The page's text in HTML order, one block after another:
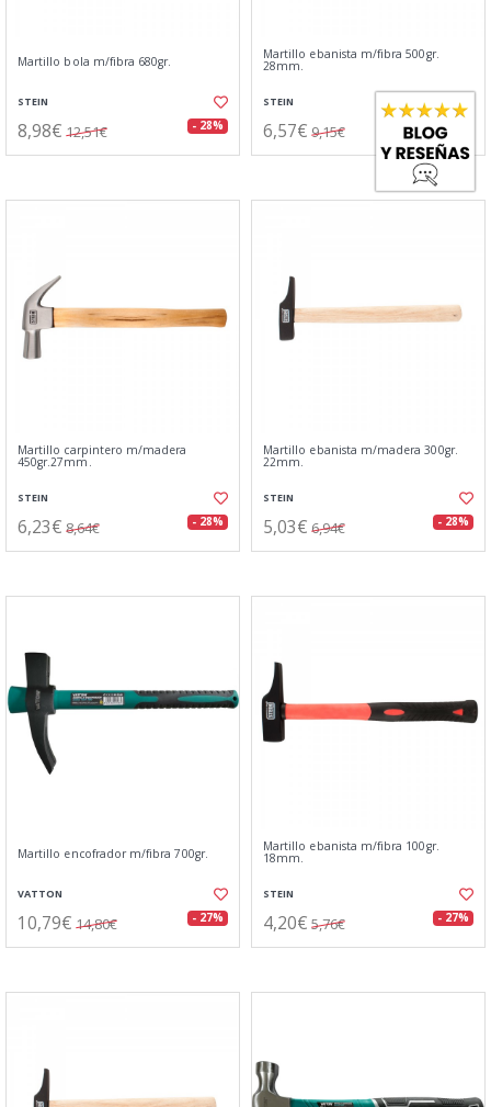
Martillo bola m/fibra 680gr.
STEIN
8,98€ 12,51€ - 28%
Martillo ebanista m/fibra 500gr.
28mm.
STEIN
6,57€ 9,15€ - 28%
Martillo carpintero m/madera
450gr.27mm.
STEIN
6,23€ 8,64€ - 28%
Martillo ebanista m/madera 300gr.
22mm.
STEIN
5,03€ 6,94€ - 28%
Martillo encofrador m/fibra 700gr.
VATTON
10,79€ 14,80€ - 27%
Martillo ebanista m/fibra 100gr.
18mm.
STEIN
4,20€ 5,76€ - 27%